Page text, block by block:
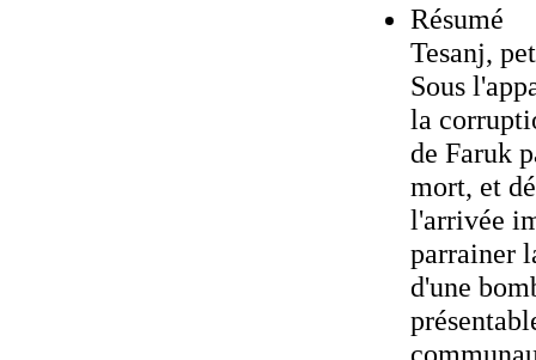
Résumé
Tesanj,
Sous
la
de Faruk
mort, et
l'arrivée
parrainer
d'une